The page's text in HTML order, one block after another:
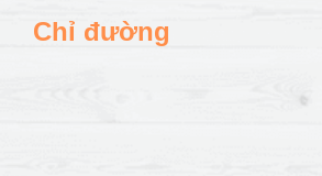
Chỉ đường